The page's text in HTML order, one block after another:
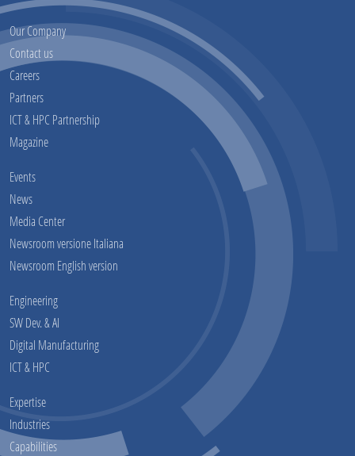
Our Company
Contact us
Careers
Partners
ICT & HPC Partnership
Magazine
Events
News
Media Center
Newsroom versione Italiana
Newsroom English version
Engineering
SW Dev. & AI
Digital Manufacturing
ICT & HPC
Expertise
Industries
Capabilities